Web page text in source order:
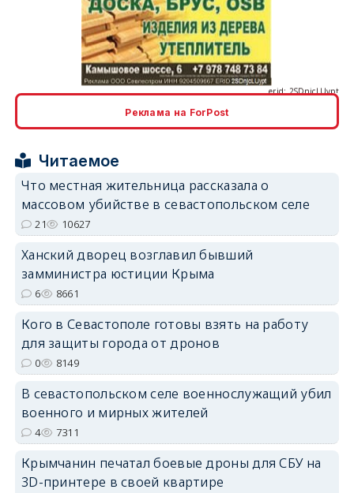
Реклама на ForPost
Читаемое
Что местная жительница рассказала о
массовом убийстве в севастопольском селе
21 10627
Ханский дворец возглавил бывший
замминистра юстиции Крыма
6 8661
Кого в Севастополе готовы взять на работу
для защиты города от дронов
0 8149
В севастопольском селе военнослужащий убил
военного и мирных жителей
4 7311
Крымчанин печатал боевые дроны для СБУ на
3D-принтере в своей квартире